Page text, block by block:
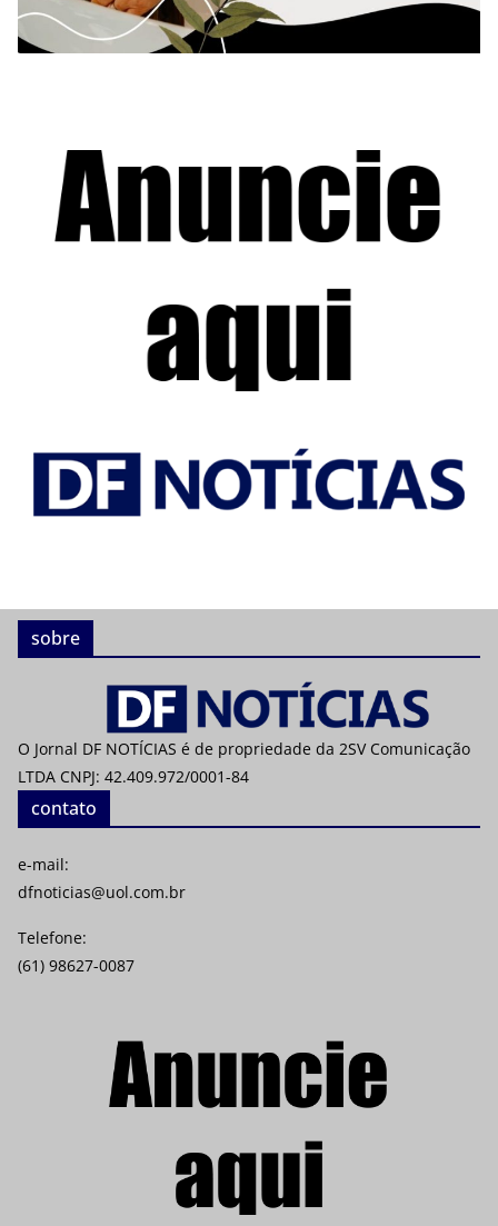
sobre
O Jornal DF NOTÍCIAS é de propriedade da 2SV Comunicação
LTDA CNPJ: 42.409.972/0001-84
contato
e-mail:
dfnoticias@uol.com.br
Telefone:
(61) 98627-0087